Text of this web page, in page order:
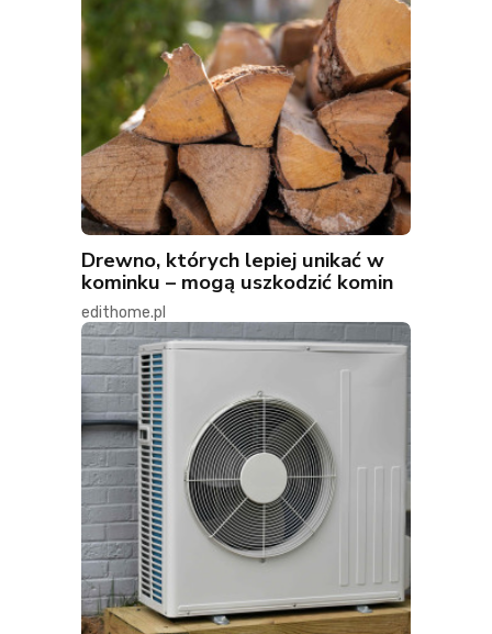
Drewno, których lepiej unikać w
kominku – mogą uszkodzić komin
edithome.pl